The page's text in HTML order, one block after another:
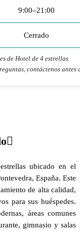
9:00–21:00
Cerrado
de Hotel de 4 estrellas
contáctenos antes
ubicado en el
España. Este
de alta calidad,
para sus huéspedes.
áreas comunes
gimnasio y salas